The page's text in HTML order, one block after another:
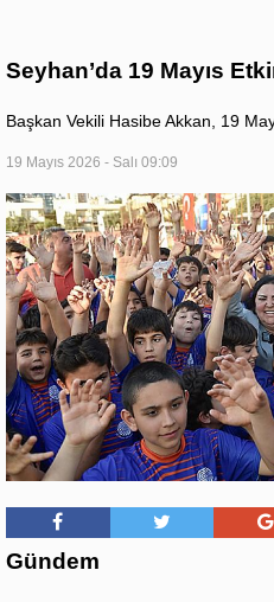
Seyhan’da 19 Mayıs
Başkan Vekili Hasibe Akkan, 19
19 Mayıs 2026 - Salı 09:09
Gündem